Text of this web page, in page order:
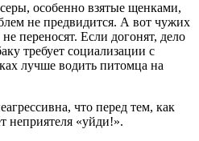
особенно взятые щенками,
не предвидится. А вот чужих
переносят. Если догонят, дело
требует социализации с
лучше водить питомца на
что перед тем, как
неприятеля «уйди!».